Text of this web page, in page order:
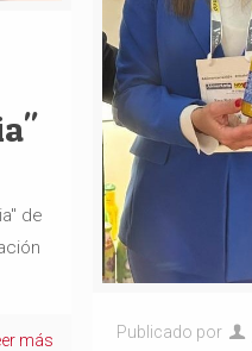
de
más Publicado por